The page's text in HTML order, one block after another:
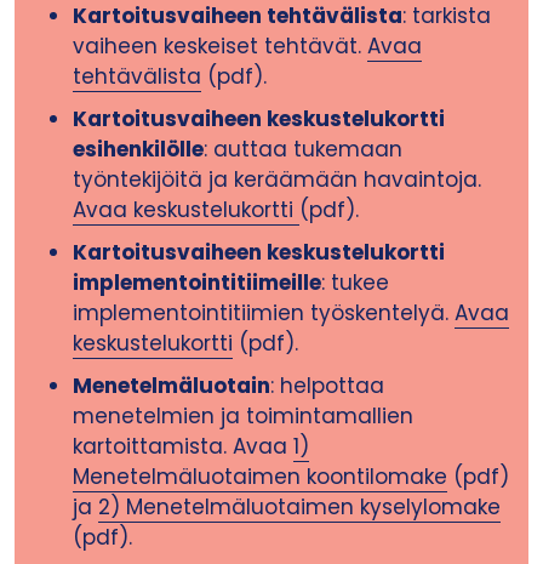
Kartoitusvaiheen tehtävälista: tarkista
vaiheen keskeiset tehtävät. Avaa
tehtävälista (pdf).
Kartoitusvaiheen keskustelukortti
esihenkilölle: auttaa tukemaan
työntekijöitä ja keräämään havaintoja.
Avaa keskustelukortti (pdf).
Kartoitusvaiheen keskustelukortti
implementointitiimeille: tukee
implementointitiimien työskentelyä. Avaa
keskustelukortti (pdf).
Menetelmäluotain: helpottaa
menetelmien ja toimintamallien
kartoittamista. Avaa 1)
Menetelmäluotaimen koontilomake (pdf)
ja 2) Menetelmäluotaimen kyselylomake
(pdf).